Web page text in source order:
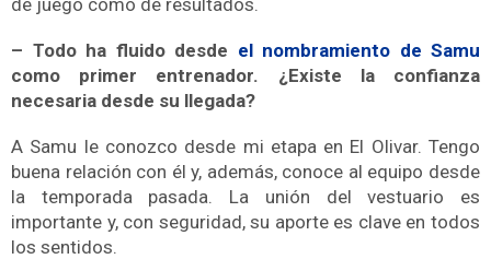
de juego como de resultados.
– Todo ha fluido desde el nombramiento de Samu
como primer entrenador. ¿Existe la confianza
necesaria desde su llegada?
A Samu le conozco desde mi etapa en El Olivar. Tengo
buena relación con él y, además, conoce al equipo desde
la temporada pasada. La unión del vestuario es
importante y, con seguridad, su aporte es clave en todos
los sentidos.